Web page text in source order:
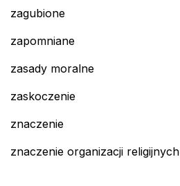
zagubione
zapomniane
zasady moralne
zaskoczenie
znaczenie
znaczenie organizacji religijnych